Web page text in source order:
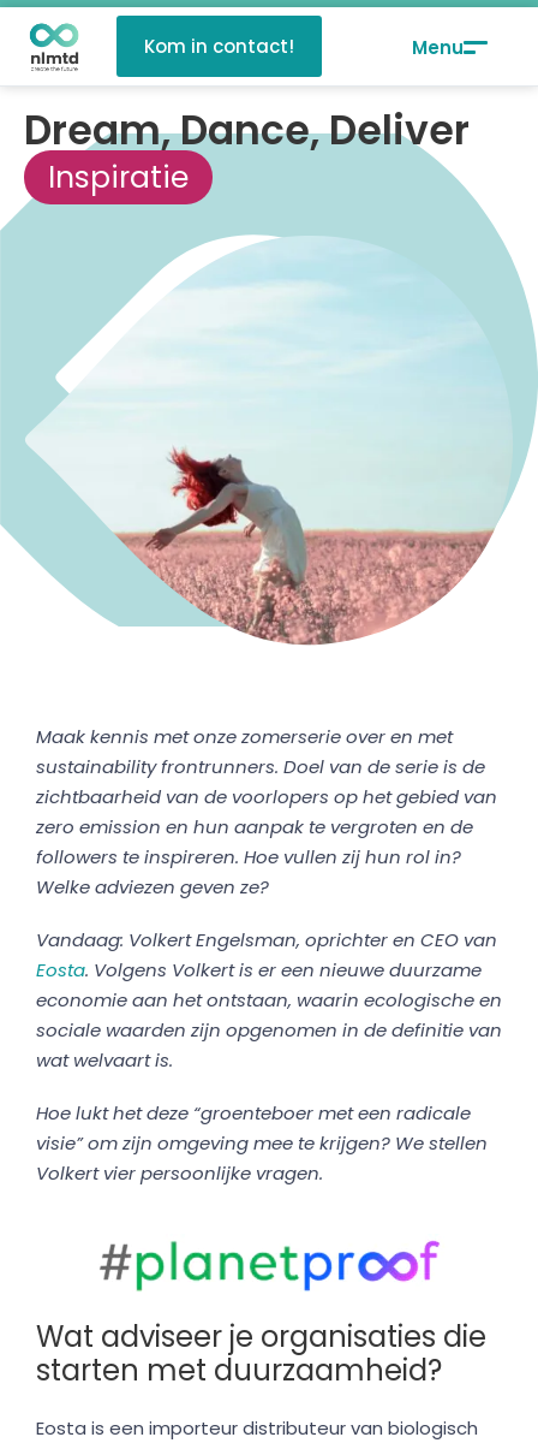
Kom in contact!
Dream, Dance, Deliver
Inspiratie
Maak kennis met onze zomerserie over en met
sustainability frontrunners. Doel van de serie is de
zichtbaarheid van de voorlopers op het gebied van
zero emission en hun aanpak te vergroten en de
followers te inspireren. Hoe vullen zij hun rol in?
Welke adviezen geven ze?
Vandaag: Volkert Engelsman, oprichter en CEO van
Eosta. Volgens Volkert is er een nieuwe duurzame
economie aan het ontstaan, waarin ecologische en
sociale waarden zijn opgenomen in de definitie van
wat welvaart is.
Hoe lukt het deze “groenteboer met een radicale
visie” om zijn omgeving mee te krijgen? We stellen
Volkert vier persoonlijke vragen.
Wat adviseer je organisaties die
starten met duurzaamheid?
Eosta is een importeur distributeur van biologisch